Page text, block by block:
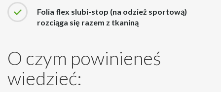
Folia flex slubi-stop (na odzież sportową)
rozciąga się razem z tkaniną
O czym powinieneś
wiedzieć: